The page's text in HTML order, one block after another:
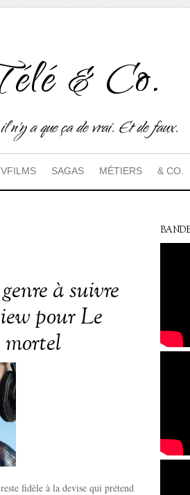
& Co.
n'y a que ça de vrai. Et de faux.
SAGAS MÉTIERS & CO.
à suivre
pour Le
mortel
fidèle à la devise qui prétend